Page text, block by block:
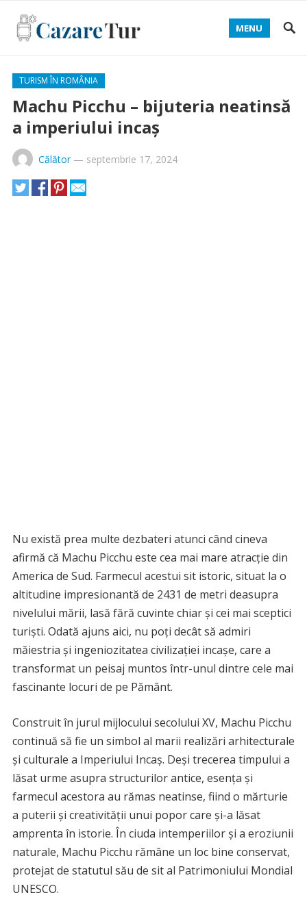
MENU
TURISM ÎN ROMÂNIA
Machu Picchu – bijuteria neatinsă
a imperiului incaș
Călător— septembrie 17, 2024
Nu există prea multe dezbateri atunci când cineva
afirmă că Machu Picchu este cea mai mare atracție din
America de Sud. Farmecul acestui sit istoric, situat la o
altitudine impresionantă de 2431 de metri deasupra
nivelului mării, lasă fără cuvinte chiar și cei mai sceptici
turiști. Odată ajuns aici, nu poți decât să admiri
măiestria și ingeniozitatea civilizației incașe, care a
transformat un peisaj muntos într-unul dintre cele mai
fascinante locuri de pe Pământ.
Construit în jurul mijlocului secolului XV, Machu Picchu
continuă să fie un simbol al marii realizări arhitecturale
și culturale a Imperiului Incaș. Deși trecerea timpului a
lăsat urme asupra structurilor antice, esența și
farmecul acestora au rămas neatinse, fiind o mărturie
a puterii și creativității unui popor care și-a lăsat
amprenta în istorie. În ciuda intemperiilor și a eroziunii
naturale, Machu Picchu rămâne un loc bine conservat,
protejat de statutul său de sit al Patrimoniului Mondial
UNESCO.